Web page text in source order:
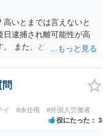
いとまでは言えないと
日逮捕され離可能性が高
。 また、どんな犯罪をし
イ #永住権 #外国人労働者
役にたった 3